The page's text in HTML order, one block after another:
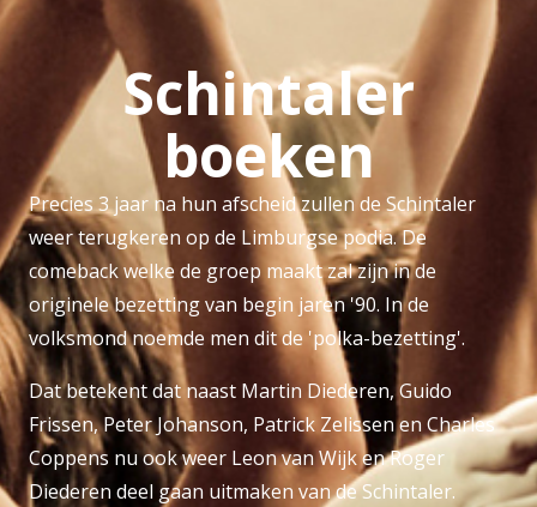
Schintaler
boeken
Precies 3 jaar na hun afscheid zullen de Schintaler
weer terugkeren op de Limburgse podia. De
comeback welke de groep maakt zal zijn in de
originele bezetting van begin jaren '90. In de
volksmond noemde men dit de 'polka-bezetting'.
Dat betekent dat naast Martin Diederen, Guido
Frissen, Peter Johanson, Patrick Zelissen en Charles
Coppens nu ook weer Leon van Wijk en Roger
Diederen deel gaan uitmaken van de Schintaler.